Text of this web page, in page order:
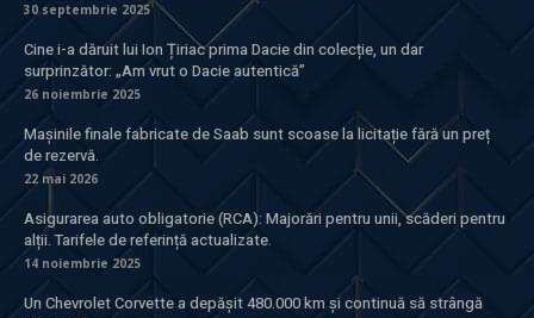
30 septembrie 2025
Cine i-a dăruit lui Ion Țiriac prima Dacie din colecție, un dar
surprinzător: „Am vrut o Dacie autentică”
26 noiembrie 2025
Mașinile finale fabricate de Saab sunt scoase la licitație fără un preț
de rezervă.
22 mai 2026
Asigurarea auto obligatorie (RCA): Majorări pentru unii, scăderi pentru
alții. Tarifele de referință actualizate.
14 noiembrie 2025
Un Chevrolet Corvette a depășit 480.000 km și continuă să strângă